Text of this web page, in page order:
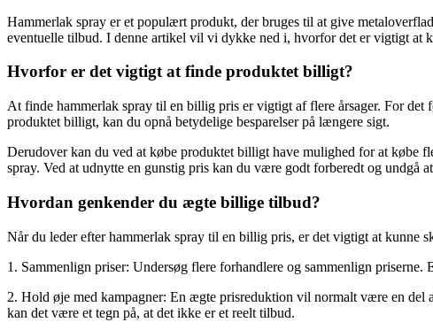
Hammerlak spray er et populært produkt, der bruges til at give
eventuelle tilbud. I denne artikel vil vi dykke ned i, hvorfor det er vigtigt
Hvorfor er det vigtigt at finde produktet billigt?
At finde hammerlak spray til en billig pris er vigtigt af flere årsager. For
produktet billigt, kan du opnå betydelige besparelser på længere sigt.
Derudover kan du ved at købe produktet billigt have mulighed for at købe
spray. Ved at udnytte en gunstig pris kan du være godt forberedt og undgå
Hvordan genkender du ægte billige tilbud?
Når du leder efter hammerlak spray til en billig pris, er det vigtigt at kunne
1. Sammenlign priser: Undersøg flere forhandlere og sammenlign
2. Hold øje med kampagner: En ægte prisreduktion vil normalt være en
kan det være et tegn på, at det ikke er et reelt tilbud.